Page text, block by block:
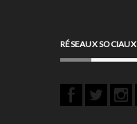
RÉSEAUX SOCIAUX